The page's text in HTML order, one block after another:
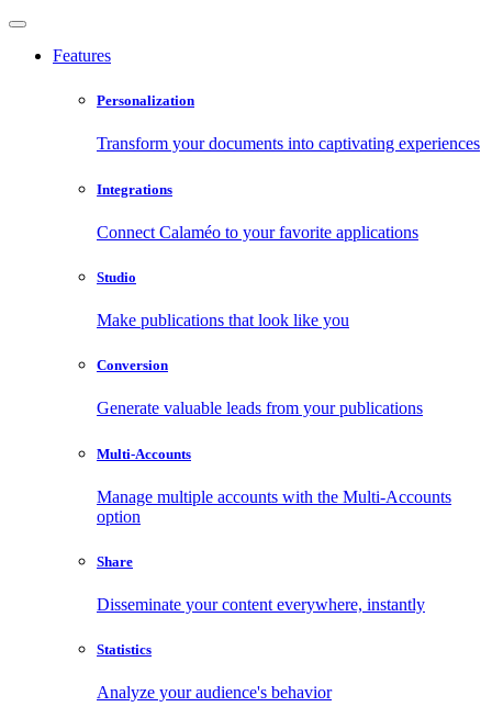
Features
Personalization
Transform your documents into captivating experiences
Integrations
Connect Calaméo to your favorite applications
Studio
Make publications that look like you
Conversion
Generate valuable leads from your publications
Multi-Accounts
Manage multiple accounts with the Multi-Accounts
option
Share
Disseminate your content everywhere, instantly
Statistics
Analyze your audience's behavior